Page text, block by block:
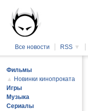
Все новости RSS ▼
Фильмы
▲ Новинки кинопроката
Игры
Музыка
Сериалы